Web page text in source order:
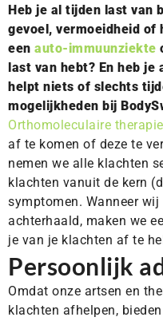
Heb je al tijden last van
gevoel, vermoeidheid of
een auto-immuunziekte
last van hebt? En heb je
helpt niets of slechts
mogelijkheden bij
Orthomoleculaire therapie
af te komen of deze te
nemen we alle klachten
klachten vanuit de kern
symptomen. Wanneer wij
achterhaald, maken we
je van je klachten af te
Persoonlijk
Omdat onze artsen en
klachten afhelpen,